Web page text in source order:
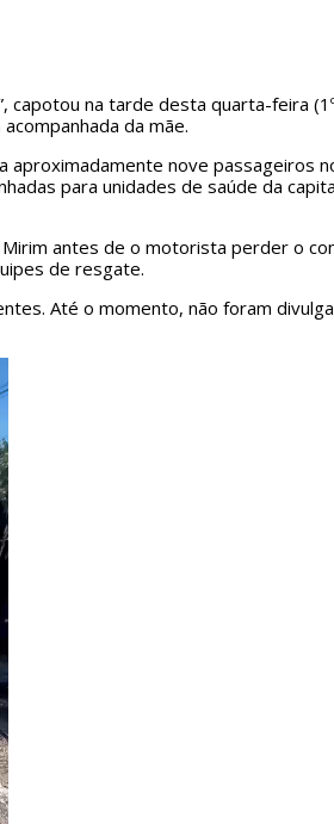
capotou na tarde desta quarta-feira
da mãe.
nove passageiros
para unidades de saúde da
antes de o motorista perder o
de resgate.
Até o momento, não foram